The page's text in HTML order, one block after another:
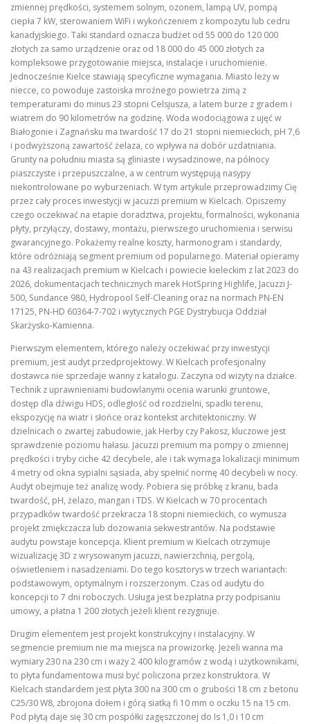
zmiennej prędkości, systemem solnym, ozonem, lampą UV, pompą
ciepła 7 kW, sterowaniem WiFi i wykończeniem z kompozytu lub cedru
kanadyjskiego. Taki standard oznacza budżet od 55 000 do 120 000
złotych za samo urządzenie oraz od 18 000 do 45 000 złotych za
kompleksowe przygotowanie miejsca, instalacje i uruchomienie.
Jednocześnie Kielce stawiają specyficzne wymagania. Miasto leży w
niecce, co powoduje zastoiska mroźnego powietrza zimą z
temperaturami do minus 23 stopni Celsjusza, a latem burze z gradem i
wiatrem do 90 kilometrów na godzinę. Woda wodociągowa z ujęć w
Białogonie i Zagnańsku ma twardość 17 do 21 stopni niemieckich, pH 7,6
i podwyższoną zawartość żelaza, co wpływa na dobór uzdatniania.
Grunty na południu miasta są gliniaste i wysadzinowe, na północy
piaszczyste i przepuszczalne, a w centrum występują nasypy
niekontrolowane po wyburzeniach. W tym artykule przeprowadzimy Cię
przez cały proces inwestycji w jacuzzi premium w Kielcach. Opiszemy
czego oczekiwać na etapie doradztwa, projektu, formalności, wykonania
płyty, przyłączy, dostawy, montażu, pierwszego uruchomienia i serwisu
gwarancyjnego. Pokażemy realne koszty, harmonogram i standardy,
które odróżniają segment premium od popularnego. Materiał opieramy
na 43 realizacjach premium w Kielcach i powiecie kieleckim z lat 2023 do
2026, dokumentacjach technicznych marek HotSpring Highlife, Jacuzzi J-
500, Sundance 980, Hydropool Self-Cleaning oraz na normach PN-EN
17125, PN-HD 60364-7-702 i wytycznych PGE Dystrybucja Oddział
Skarżysko-Kamienna.
Pierwszym elementem, którego należy oczekiwać przy inwestycji
premium, jest audyt przedprojektowy. W Kielcach profesjonalny
dostawca nie sprzedaje wanny z katalogu. Zaczyna od wizyty na działce.
Technik z uprawnieniami budowlanymi ocenia warunki gruntowe,
dostęp dla dźwigu HDS, odległość od rozdzielni, spadki terenu,
ekspozycję na wiatr i słońce oraz kontekst architektoniczny. W
dzielnicach o zwartej zabudowie, jak Herby czy Pakosz, kluczowe jest
sprawdzenie poziomu hałasu. Jacuzzi premium ma pompy o zmiennej
prędkości i tryby ciche 42 decybele, ale i tak wymaga lokalizacji minimum
4 metry od okna sypialni sąsiada, aby spełnić normę 40 decybeli w nocy.
Audyt obejmuje też analizę wody. Pobiera się próbkę z kranu, bada
twardość, pH, żelazo, mangan i TDS. W Kielcach w 70 procentach
przypadków twardość przekracza 18 stopni niemieckich, co wymusza
projekt zmiękczacza lub dozowania sekwestrantów. Na podstawie
audytu powstaje koncepcja. Klient premium w Kielcach otrzymuje
wizualizację 3D z wrysowanym jacuzzi, nawierzchnią, pergolą,
oświetleniem i nasadzeniami. Do tego kosztorys w trzech wariantach:
podstawowym, optymalnym i rozszerzonym. Czas od audytu do
koncepcji to 7 dni roboczych. Usługa jest bezpłatna przy podpisaniu
umowy, a płatna 1 200 złotych jeżeli klient rezygnuje.
Drugim elementem jest projekt konstrukcyjny i instalacyjny. W
segmencie premium nie ma miejsca na prowizorkę. Jeżeli wanna ma
wymiary 230 na 230 cm i waży 2 400 kilogramów z wodą i użytkownikami,
to płyta fundamentowa musi być policzona przez konstruktora. W
Kielcach standardem jest płyta 300 na 300 cm o grubości 18 cm z betonu
C25/30 W8, zbrojona dołem i górą siatką fi 10 mm o oczku 15 na 15 cm.
Pod płytą daje się 30 cm pospółki zagęszczonej do Is 1,0 i 10 cm